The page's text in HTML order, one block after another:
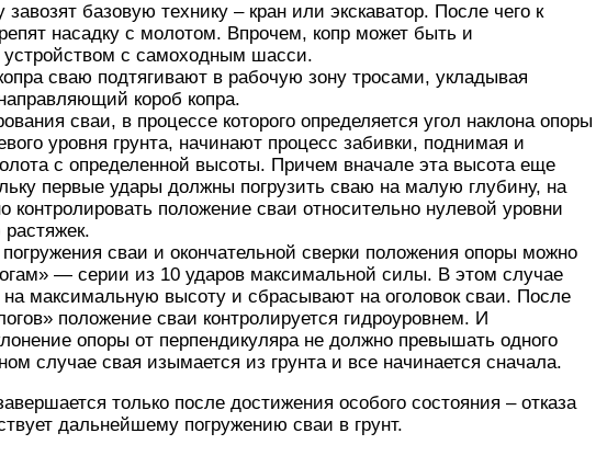
базовую технику – кран или экскаватор. После чего к
насадку с молотом. Впрочем, копр может быть и
с самоходным шасси.
сваю подтягивают в рабочую зону тросами, укладывая
короб копра.
сваи, в процессе которого определяется угол наклона опоры
уровня грунта, начинают процесс забивки, поднимая и
с определенной высоты. Причем вначале эта высота еще
первые удары должны погрузить сваю на малую глубину, на
контролировать положение сваи относительно нулевой уровни
сваи и окончательной сверки положения опоры можно
— серии из 10 ударов максимальной силы. В этом случае
максимальную высоту и сбрасывают на оголовок сваи. После
положение сваи контролируется гидроуровнем. И
опоры от перпендикуляра не должно превышать одного
случае свая изымается из грунта и все начинается сначала.
только после достижения особого состояния – отказа
дальнейшему погружению сваи в грунт.